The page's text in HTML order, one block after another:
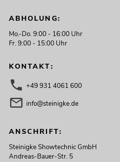
ABHOLUNG:
Mo.-Do. 9:00 - 16:00 Uhr
Fr. 9:00 - 15:00 Uhr
KONTAKT:
+49 931 4061 600
info@steinigke.de
ANSCHRIFT:
Steinigke Showtechnic GmbH
Andreas-Bauer-Str. 5